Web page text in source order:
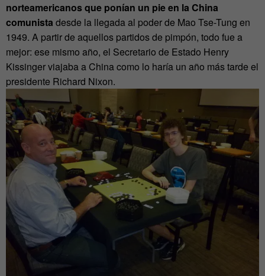
norteamericanos que ponían un pie en la China
comunista desde la llegada al poder de Mao Tse-Tung en
1949. A partir de aquellos partidos de pimpón, todo fue a
mejor: ese mismo año, el Secretario de Estado Henry
Kissinger viajaba a China como lo haría un año más tarde el
presidente Richard Nixon.